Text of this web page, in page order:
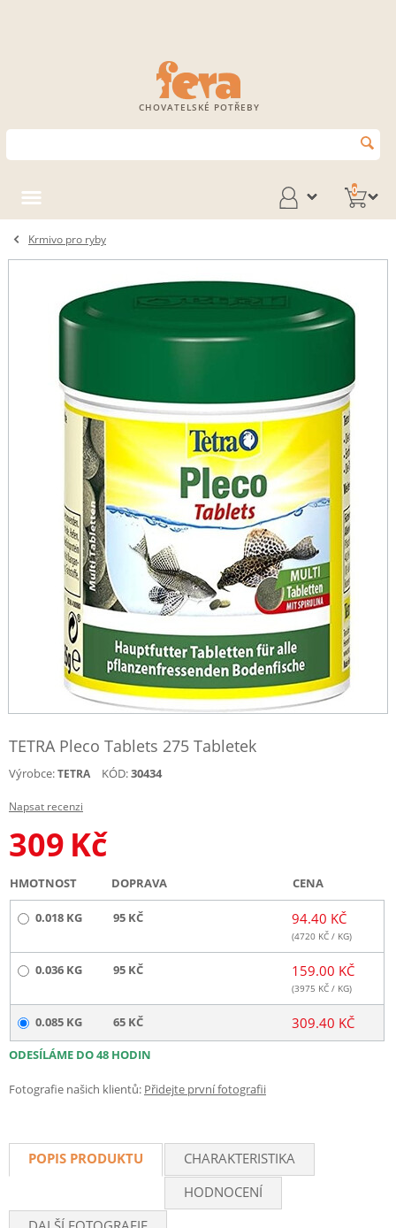
CHOVATELSKÉ POTŘEBY
0
Krmivo pro ryby
TETRA Pleco Tablets 275 Tabletek
Výrobce:TETRA KÓD:30434
Napsat recenzi
309 Kč
HMOTNOST DOPRAVA CENA
0.018 KG 95 KČ 94.40 KČ
(4720 KČ / KG)
0.036 KG 95 KČ 159.00 KČ
(3975 KČ / KG)
0.085 KG 65 KČ 309.40 KČ
ODESÍLÁME DO 48 HODIN
Fotografie našich klientů: Přidejte první fotografii
POPIS PRODUKTU
CHARAKTERISTIKA
HODNOCENÍ